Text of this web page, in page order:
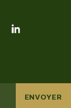
ENVOYER